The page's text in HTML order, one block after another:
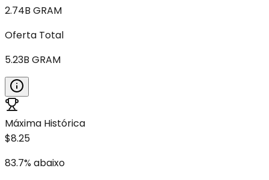
2.74B GRAM
Oferta Total
5.23B GRAM
Máxima Histórica
$8.25
83.7% abaixo